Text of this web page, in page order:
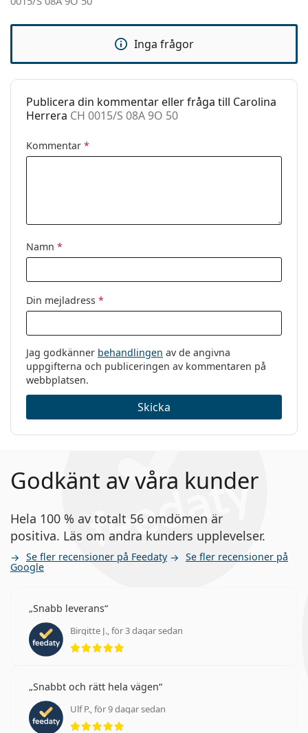
Varumärke:
Carolina Herrera
Enligt mode
Inga frågor
Publicera din kommentar eller fråga till Carolina
Herrera CH 0015/S 08A 9O 50
Kommentar *
Namn *
Din mejladress *
Jag godkänner behandlingen av de angivna
uppgifterna och publiceringen av kommentaren på
webbplatsen.
Skicka
Godkänt av våra kunder
Hela 100 % av totalt 56 omdömen är
positiva. Läs om andra kunders upplevelser.
Se fler recensioner på Feedaty Se fler recensioner på
Google
Snabb leverans
Birgitte J., för 3 dagar sedan
Betyg 5 av 5
Snabbt och rätt hela vägen
Ulf P., för 9 dagar sedan
Betyg 5 av 5